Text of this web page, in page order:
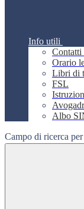
Info utili
Contatti
Orario
Libri di
FSL
Albo
Campo di ricerca